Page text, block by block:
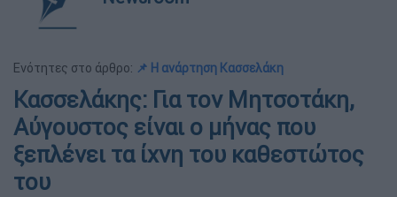
Ενότητες στο άρθρο: 📌 Η ανάρτηση Κασσελάκη
Κασσελάκης: Για τον Μητσοτάκη,
Αύγουστος είναι ο μήνας που
ξεπλένει τα ίχνη του καθεστώτος
του